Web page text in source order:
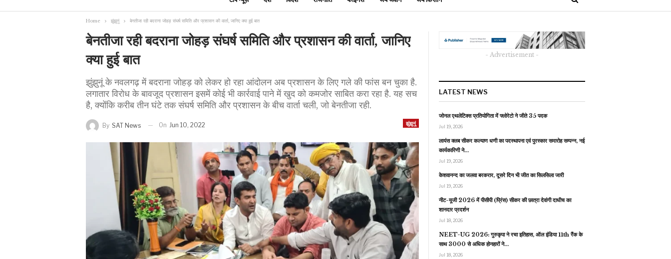
Home झुंझुनूं बेनतीजा रही बदराना जोहड़ संघर्ष समिति और प्रशासन की वार्ता, जानिए क्या हुई बात
बेनतीजा रही बदराना जोहड़ संघर्ष समिति और प्रशासन की वार्ता, जानिए
क्या हुई बात
झुंझुनूं के नवलगढ़ में बदराना जोहड़ को लेकर हो रहा आंदोलन अब प्रशासन के लिए गले की फांस बन चुका है.
लगातार विरोध के बावजूद प्रशासन इसमें कोई भी कार्रवाई पाने में खुद को कमजोर साबित करा रहा है. यह सच
है, क्योंकि करीब तीन घंटे तक संघर्ष स​मिति और प्रशासन के बीच वार्ता चली, जो बेनतीजा रही.
झुंझुनूं
By SAT News On Jun 10, 2022
- Advertisement -
LATEST NEWS
जोनल एथलेटिक्स प्रतियोगिता में फ्लोरेटो ने जीते 35 पदक
Jul 19, 2026
लायंस क्लब सीकर कल्याण धणी का पदस्थापना एवं पुरस्कार समारोह सम्पन्न, नई
कार्यकारिणी ने…
Jul 19, 2026
केशवानन्द का जलवा बरकरार, दूसरे दिन भी जीत का सिलसिला जारी
Jul 19, 2026
नीट-यूजी 2026 में पीसीपी (प्रिंस) सीकर की छात्रा देवांगी दाधीच का
शानदार प्रदर्शन
Jul 18, 2026
NEET-UG 2026: गुरुकृपा ने रचा इतिहास, ऑल इंडिया 11th रैंक के
साथ 3000 से अधिक होनहारों ने…
Jul 18, 2026